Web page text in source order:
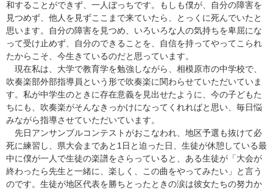
和することができず、一人ぼっちです。もしも僕が、自分の障害を
見つめず、他人を見ずここまで来ていたら、とっくに死んでいたと
思います。自分の障害を見つめ、いろいろな人の気持ちを卑屈にな
って受け止めず、自分のできることを、自信を持ってやってこられ
たからこそ、今生きているのだと思っています。
現在私は、大学で教育学を勉強しながら、相模原市の中学校で、
吹奏楽部外部指導員という形で吹奏楽に関わらせていただいていま
す。私が中学生のときに存在意義を見出せたように、今の子どもた
ちにも、吹奏楽がそんなきっかけになってくれればと思い、毎日悩
みながら指導させていただいています。
先日アンサンブルコンテストがおこなわれ、地区予選も抜けて必
死に練習し、県大会まであと1日と迫った日、生徒が休憩している最
中に僕が一人で生徒の楽譜をさらっていると、ある生徒が「大会が
終わったら先生と一緒に、楽しく、この曲をやってみたい」と言う
のです。生徒が地区代表を勝ちとったときの涙は彼女たちの努力か